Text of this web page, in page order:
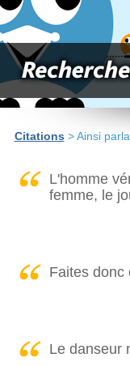
Citations > Ainsi
L'homme
femme, le
Faites donc
Le danseur